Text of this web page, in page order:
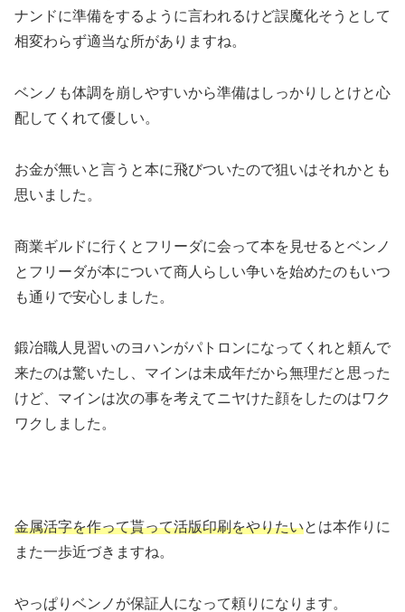
ナンドに準備をするように言われるけど誤魔化そうとして
相変わらず適当な所がありますね。
ベンノも体調を崩しやすいから準備はしっかりしとけと心
配してくれて優しい。
お金が無いと言うと本に飛びついたので狙いはそれかとも
思いました。
商業ギルドに行くとフリーダに会って本を見せるとベンノ
とフリーダが本について商人らしい争いを始めたのもいつ
も通りで安心しました。
鍛冶職人見習いのヨハンがパトロンになってくれと頼んで
来たのは驚いたし、マインは未成年だから無理だと思った
けど、マインは次の事を考えてニヤけた顔をしたのはワク
ワクしました。
金属活字を作って貰って活版印刷をやりたいとは本作りに
また一歩近づきますね。
やっぱりベンノが保証人になって頼りになります。